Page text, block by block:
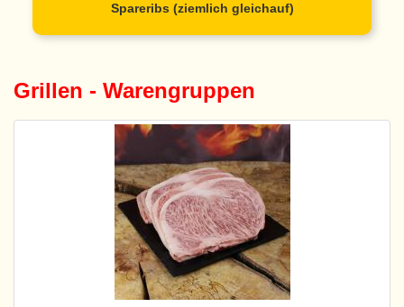
Spareribs (ziemlich gleichauf)
Grillen - Warengruppen